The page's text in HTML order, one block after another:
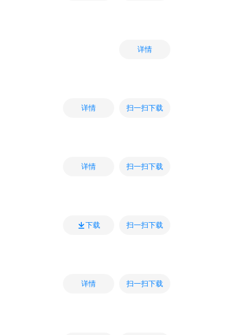
详情
详情 扫一扫下载
详情 扫一扫下载
下载 扫一扫下载
详情 扫一扫下载